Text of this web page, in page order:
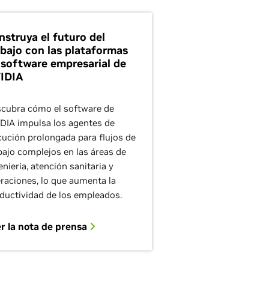
el futuro del
con las plataformas
empresarial de
cómo el software de
impulsa los agentes de
prolongada para flujos de
complejos en las áreas de
atención sanitaria y
lo que aumenta la
de los empleados.
la nota de prensa